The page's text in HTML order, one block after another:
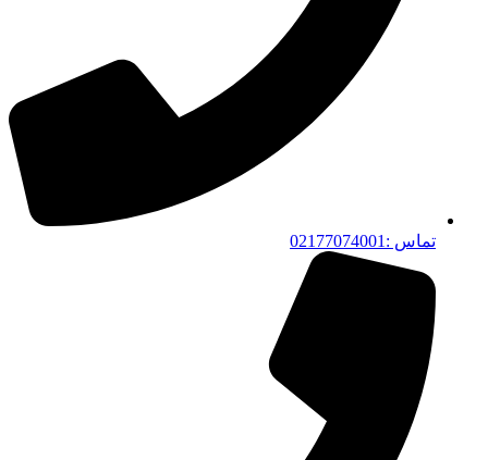
تماس :02177074001